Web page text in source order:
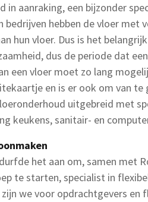
in aanraking, een bijzonder
bedrijven hebben de vloer met
hun vloer. Dus is het
dus de periode dat
een vloer moet zo lang
en is er ook om van te
uitgebreid met
keukens, sanitair- en
het aan om, samen met
te starten, specialist in
we voor opdrachtgevers en